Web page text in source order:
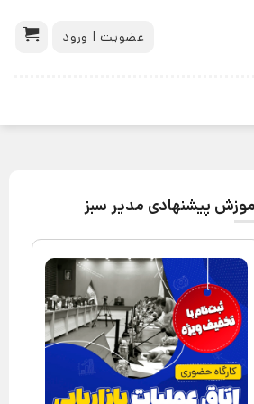
عضویت | ورود
پیشنهادی مدیر سبز